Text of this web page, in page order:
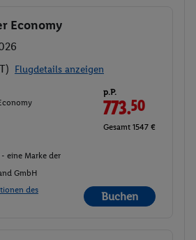
Economy
Flugdetails anzeigen
p.P.
773.50
Gesamt 1547 €
eine Marke der
GmbH
des
Buchen